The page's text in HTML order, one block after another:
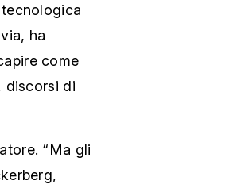
ha
come
discorsi di
“Ma gli